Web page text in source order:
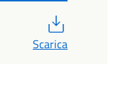
Scarica